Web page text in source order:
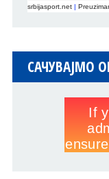
srbijasport.net|
САЧУВАЈМО